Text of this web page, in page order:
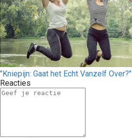
"Kniepijn: Gaat het Echt Vanzelf Over?"
Reacties